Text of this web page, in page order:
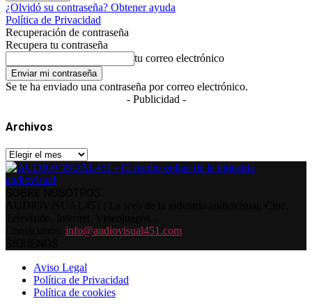
¿Olvidó su contraseña? Obtener ayuda
Política de Privacidad
Recuperación de contraseña
Recupera tu contraseña
tu correo electrónico
Se te ha enviado una contraseña por correo electrónico.
- Publicidad -
Archivos
Archivos
info@audiovisual451.com
Aviso Legal
Política de Privacidad
Política de cookies